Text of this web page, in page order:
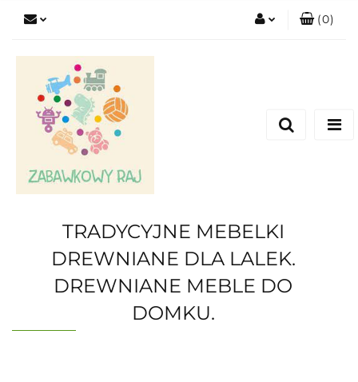
(0)
TRADYCYJNE MEBELKI
DREWNIANE DLA LALEK.
DREWNIANE MEBLE DO
DOMKU.